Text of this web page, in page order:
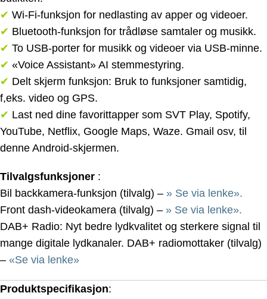
✔ Wi-Fi-funksjon for nedlasting av apper og videoer.
✔ Bluetooth-funksjon for trådløse samtaler og musikk.
✔ To USB-porter for musikk og videoer via USB-minne.
✔ «Voice Assistant» AI stemmestyring.
✔ Delt skjerm funksjon: Bruk to funksjoner samtidig,
f,eks. video og GPS.
✔ Last ned dine favorittapper som SVT Play, Spotify,
YouTube, Netflix, Google Maps, Waze. Gmail osv, til
denne Android-skjermen.
Tilvalgsfunksjoner :
Bil backkamera-funksjon (tilvalg) – » Se via lenke».
Front dash-videokamera (tilvalg) – » Se via lenke».
DAB+ Radio: Nyt bedre lydkvalitet og sterkere signal til
mange digitale lydkanaler. DAB+ radiomottaker (tilvalg)
– «Se via lenke»
Produktspecifikasjon: